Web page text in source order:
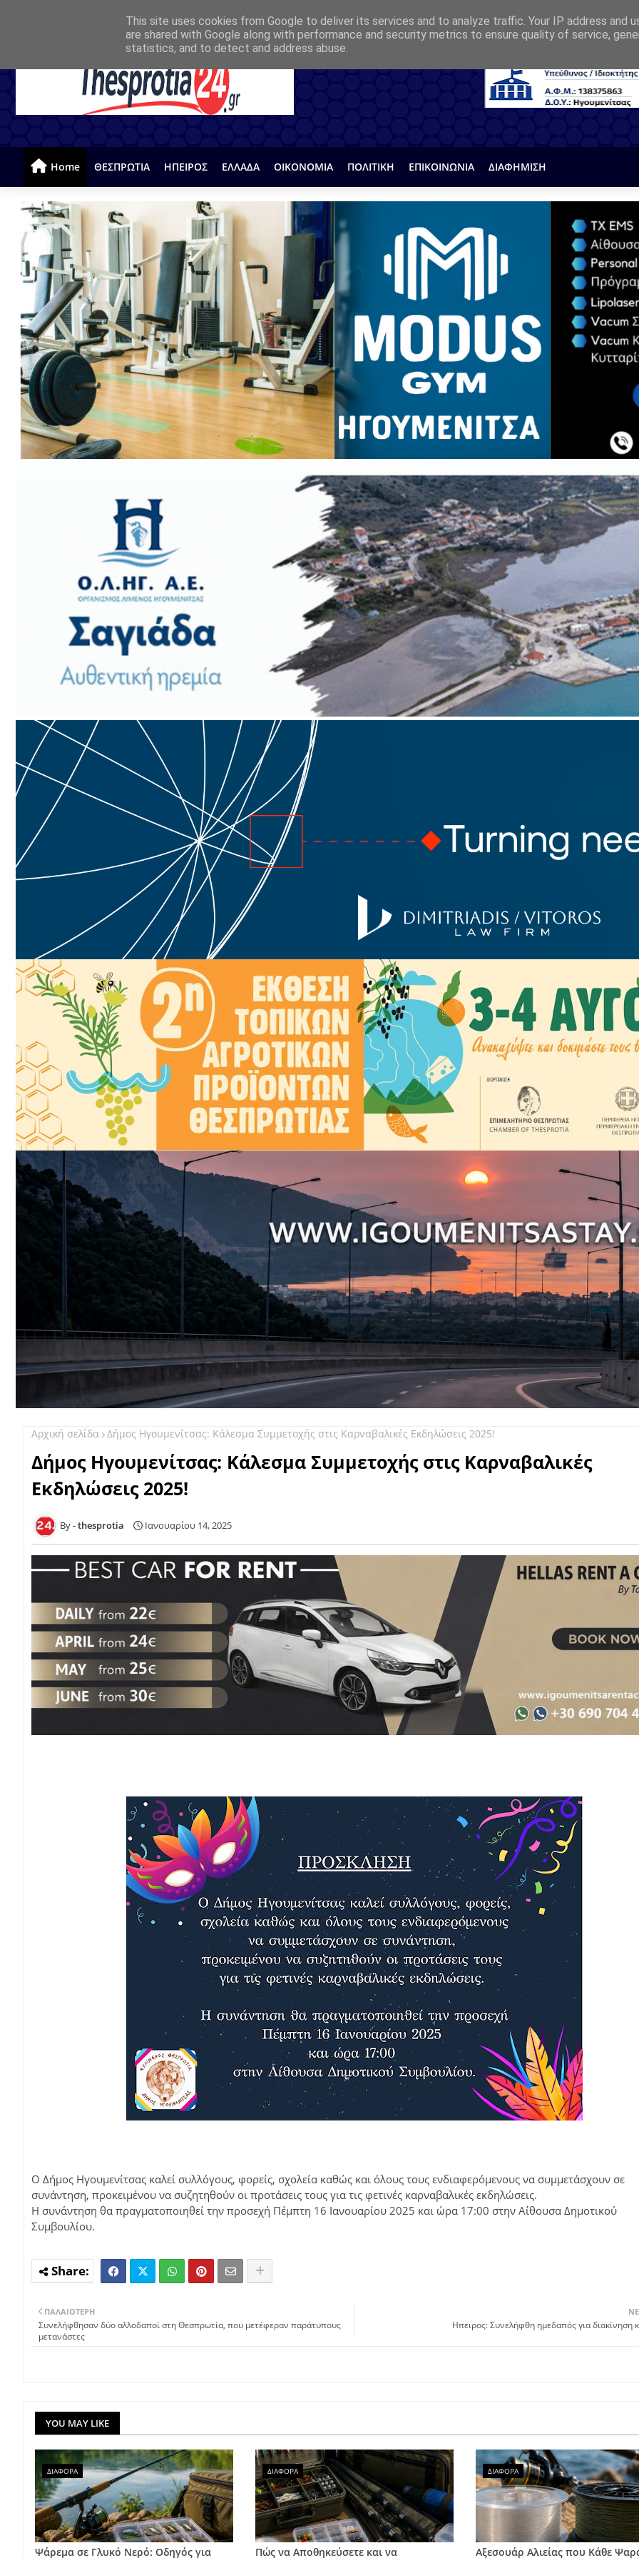
Home ΘΕΣΠΡΩΤΙΑ ΗΠΕΙΡΟΣ ΕΛΛΑΔΑ ΟΙΚΟΝΟΜΙΑ ΠΟΛΙΤΙΚΗ ΕΠΙΚΟΙΝΩΝΙΑ ΔΙΑΦΗΜΙΣΗ
Αρχική σελίδα Δήμος Ηγουμενίτσας: Κάλεσμα Συμμετοχής στις Καρναβαλικές Εκδηλώσεις 2025!
Δήμος Ηγουμενίτσας: Κάλεσμα Συμμετοχής στις Καρναβαλικές
Εκδηλώσεις 2025!
thesprotia Ιανουαρίου 14, 2025
Ο Δήμος Ηγουμενίτσας καλεί συλλόγους, φορείς, σχολεία καθώς και όλους τους ενδιαφερόμενους να συμμετάσχουν σε
συνάντηση, προκειμένου να συζητηθούν οι προτάσεις τους για τις φετινές καρναβαλικές εκδηλώσεις.
Η συνάντηση θα πραγματοποιηθεί την προσεχή Πέμπτη 16 Ιανουαρίου 2025 και ώρα 17:00 στην Αίθουσα Δημοτικού
Συμβουλίου.
Ηπειρος: Συνελήφθη ημεδαπός για διακίνηση
ΠΑΛΑΙΌΤΕΡΗ
Συνελήφθησαν δύο αλλοδαποί στη Θεσπρωτία, που μετέφεραν παράτυπους
μετανάστες
YOU MAY LIKE
ΔΙΑΦΟΡΑ
Ψάρεμα σε Γλυκό Νερό: Οδηγός για
ΔΙΑΦΟΡΑ
Πώς να Αποθηκεύσετε και να
ΔΙΑΦΟΡΑ
Αξεσουάρ Αλιείας που Κάθε
This site uses cookies from Google to deliver its services and to analyze traffic. Your IP address and
are shared with Google along with performance and security metrics to ensure quality of service,
statistics, and to detect and address abuse.